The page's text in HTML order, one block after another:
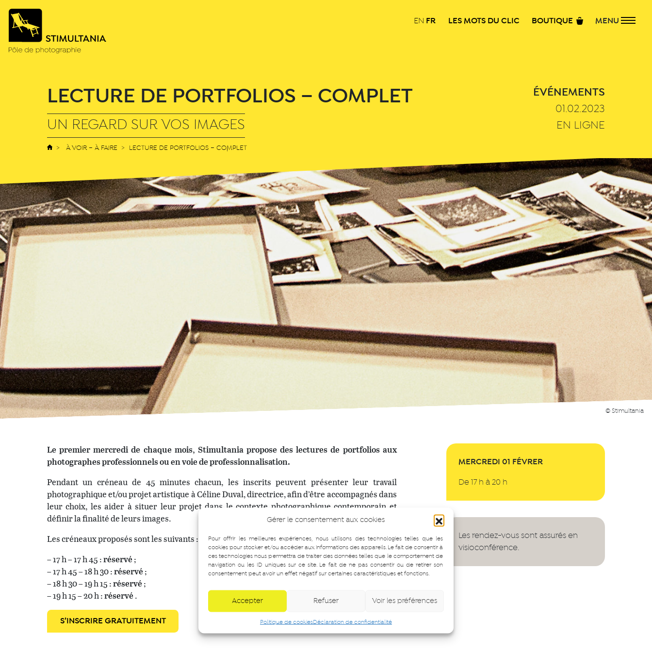
Gérer le consentement aux cookies
Pour offrir les meilleures expériences, nous utilisons des technologies telles que les
cookies pour stocker et/ou accéder aux informations des appareils. Le fait de consentir à
ces technologies nous permettra de traiter des données telles que le comportement de
navigation ou les ID uniques sur ce site. Le fait de ne pas consentir ou de retirer son
consentement peut avoir un effet négatif sur certaines caractéristiques et fonctions.
Accepter Refuser Voir les préférences
Politique de cookiesDéclaration de confidentialité
EN FR LES MOTS DU CLIC BOUTIQUE MENU
LECTURE DE PORTFOLIOS – COMPLET
UN REGARD SUR VOS IMAGES
À VOIR – À FAIRE LECTURE DE PORTFOLIOS – COMPLET
ÉVÉNEMENTS
01.02.2023
EN LIGNE
© Stimultania
MERCREDI 01 FÉVRER
De 17 h à 20 h
Les rendez-vous sont assurés en
visioconférence.
Le premier mercredi de chaque mois, Stimultania propose des lectures de portfolios aux
photographes professionnels ou en voie de professionnalisation.
Pendant un créneau de 45 minutes chacun, les inscrits peuvent présenter leur travail
photographique et/ou projet artistique à Céline Duval, directrice, afin d’être accompagnés dans
leur choix, les aider à situer leur projet dans le contexte photographique contemporain et
définir la finalité de leurs images.
Les créneaux proposés sont les suivants :
– 17 h – 17 h 45 :réservé ;
– 17 h 45 – 18 h 30 :réservé ;
– 18 h 30 – 19 h 15 :réservé ;
– 19 h 15 – 20 h:réservé .
S’INSCRIRE GRATUITEMENT